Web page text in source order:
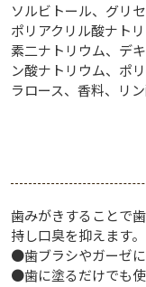
ソルビトール、グリ
ポリアクリル酸ナト
素二ナトリウム、デ
ン酸ナトリウム、ポ
ラロース、香料、リ
歯みがきすることで
持し口臭を抑えます。
●歯ブラシやガーゼに
●歯に塗るだけでも使